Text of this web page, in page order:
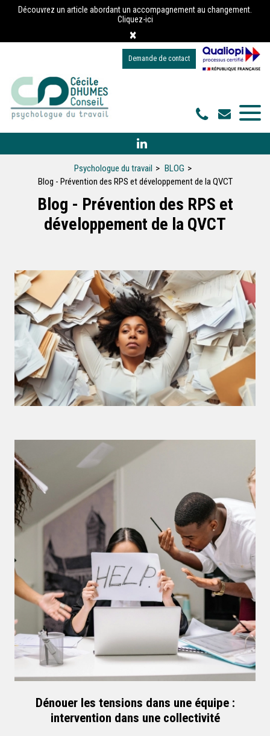
Découvrez un article abordant un accompagnement au changement.
Cliquez-ici
×
Demande de contact
Psychologue du travail
BLOG
Blog - Prévention des RPS et développement de la QVCT
Blog - Prévention des RPS et
développement de la QVCT
Dénouer les tensions dans une équipe :
intervention dans une collectivité
Panneau de gestion des cookies